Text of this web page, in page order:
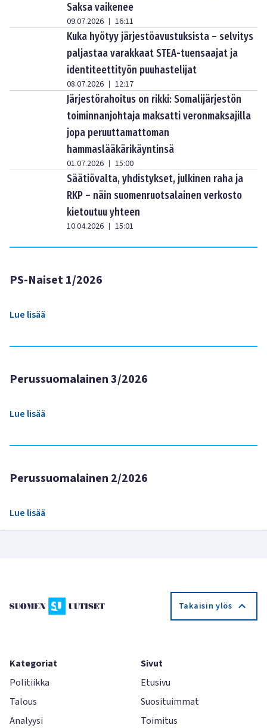
Saksa vaikenee
09.07.2026 | 16:11
Kuka hyötyy järjestöavustuksista – selvitys
paljastaa varakkaat STEA-tuensaajat ja
identiteettityön puuhastelijat
08.07.2026 | 12:17
Järjestörahoitus on rikki: Somalijärjestön
toiminnanjohtaja maksatti veronmaksajilla
jopa peruuttamattoman
hammaslääkärikäyntinsä
01.07.2026 | 15:00
Säätiövalta, yhdistykset, julkinen raha ja
RKP – näin suomenruotsalainen verkosto
kietoutuu yhteen
10.04.2026 | 15:01
PS-Naiset 1/2026
Lue lisää
Perussuomalainen 3/2026
Lue lisää
Perussuomalainen 2/2026
Lue lisää
Takaisin ylös
Kategoriat
Politiikka
Talous
Analyysi
Sivut
Etusivu
Suosituimmat
Toimitus